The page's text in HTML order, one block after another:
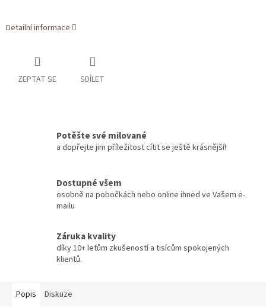
Detailní informace
ZEPTAT SE SDÍLET
Potěšte své milované
a dopřejte jim příležitost cítit se ještě krásnější!
Dostupné všem
osobně na pobočkách nebo online ihned ve Vašem e-
mailu
Záruka kvality
díky 10+ letům zkušeností a tisícům spokojených
klientů.
Popis Diskuze